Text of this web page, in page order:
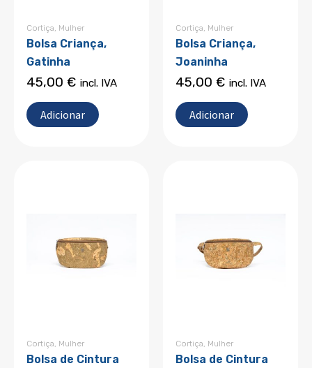
Cortiça Mulher
Bolsa Criança,
Gatinha
45,00 € incl. IVA
Adicionar
Cortiça Mulher
Bolsa Criança,
Joaninha
45,00 € incl. IVA
Adicionar
Cortiça, Mulher
Bolsa de Cintura
Cortiça, Mulher
Bolsa de Cintura